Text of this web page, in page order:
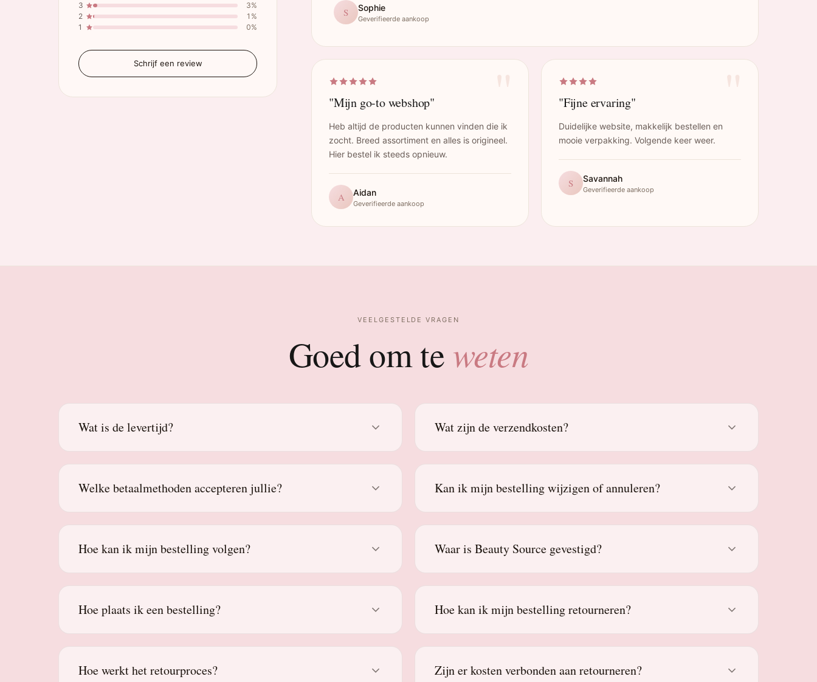
3
3%
2
1%
1
0%
Schrijf een review
S Sophie
Geverifieerde aankoop
"Mijn go-to webshop"
Heb altijd de producten kunnen vinden die ik
zocht. Breed assortiment en alles is origineel.
Hier bestel ik steeds opnieuw.
A Aidan
Geverifieerde aankoop
"Fijne ervaring"
Duidelijke website, makkelijk bestellen en
mooie verpakking. Volgende keer weer.
S Savannah
Geverifieerde aankoop
VEELGESTELDE VRAGEN
Goed om te weten
Wat is de levertijd? Wat zijn de verzendkosten?
Welke betaalmethoden accepteren jullie? Kan ik mijn bestelling wijzigen of annuleren?
Hoe kan ik mijn bestelling volgen? Waar is Beauty Source gevestigd?
Hoe plaats ik een bestelling? Hoe kan ik mijn bestelling retourneren?
Hoe werkt het retourproces? Zijn er kosten verbonden aan retourneren?